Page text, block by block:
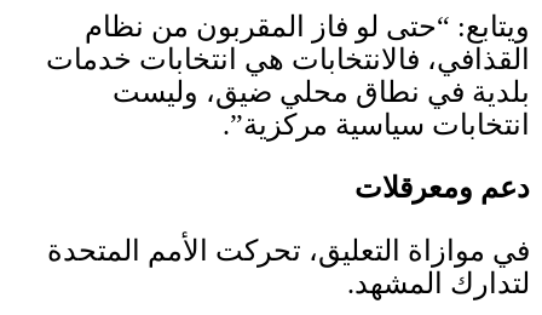
ويتابع: “حتى لو فاز المقربون من نظام
القذافي، فالانتخابات هي انتخابات خدمات
بلدية في نطاق محلي ضيق، وليست
انتخابات سياسية مركزية”.
دعم ومعرقلات
في موازاة التعليق، تحركت الأمم المتحدة
لتدارك المشهد.